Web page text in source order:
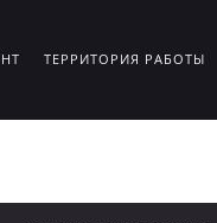
ТЕРРИТОРИЯ РАБОТЫ